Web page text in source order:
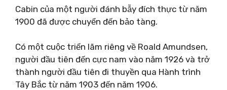
Cabin của một người đánh bẫy đích thực từ năm
1900 đã được chuyển đến bảo tàng.
Có một cuộc triển lãm riêng về Roald Amundsen,
người đầu tiên đến cực nam vào năm 1926 và trở
thành người đầu tiên đi thuyền qua Hành trình
Tây Bắc từ năm 1903 đến năm 1906.